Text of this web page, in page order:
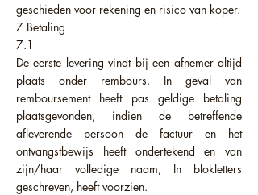
geschieden voor rekening en risico van koper.
7 Betaling
7.1
De eerste levering vindt bij een afnemer altijd
plaats onder rembours. In geval van
remboursement heeft pas geldige betaling
plaatsgevonden, indien de betreffende
afleverende persoon de factuur en het
ontvangstbewijs heeft ondertekend en van
zijn/haar volledige naam, In blokletters
geschreven, heeft voorzien.